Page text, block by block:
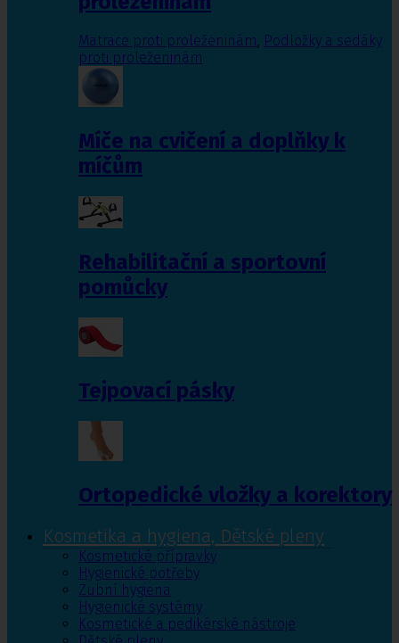
Matrace proti proleženinám, Podložky a sedáky
proti proleženinám
Míče na cvičení a doplňky k
míčům
Rehabilitační a sportovní
pomůcky
Tejpovací pásky
Ortopedické vložky a korektory
Kosmetika a hygiena, Dětské pleny
Kosmetické přípravky
Hygienické potřeby
Zubní hygiena
Hygienické systémy
Kosmetické a pedikérské nástroje